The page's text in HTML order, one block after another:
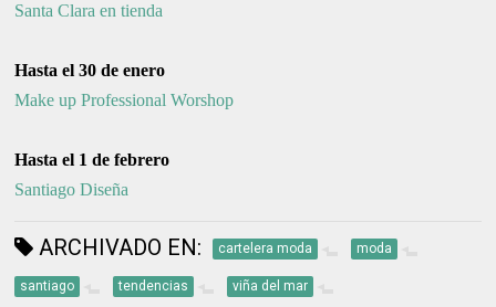
Santa Clara en tienda
Hasta el 30 de enero
Make up Professional Worshop
Hasta el 1 de febrero
Santiago Diseña
ARCHIVADO EN: cartelera moda moda
santiago tendencias viña del mar